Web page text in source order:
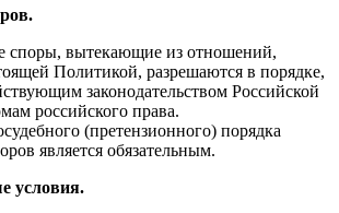
споры, вытекающие из отношений,
Политикой, разрешаются в порядке,
законодательством Российской
российского права.
(претензионного) порядка
является обязательным.
условия​.